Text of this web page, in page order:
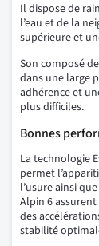
Il dispose de
l’eau et de la
supérieure et
Son composé
dans une large
adhérence et
plus difficiles.
Bonnes
La technologie
permet
l’usure ainsi
Alpin 6 assurent
des
stabilité